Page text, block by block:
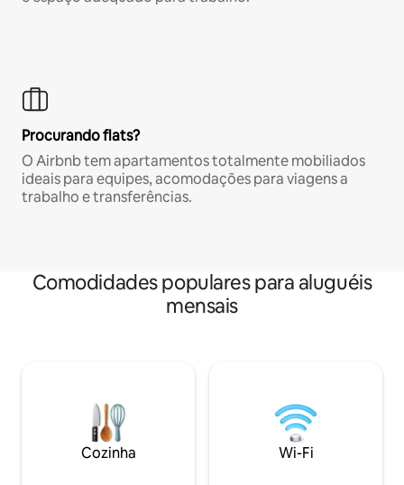
Procurando flats?
O Airbnb tem apartamentos totalmente mobiliados
ideais para equipes, acomodações para viagens a
trabalho e transferências.
Comodidades populares para aluguéis
mensais
Cozinha Wi-Fi